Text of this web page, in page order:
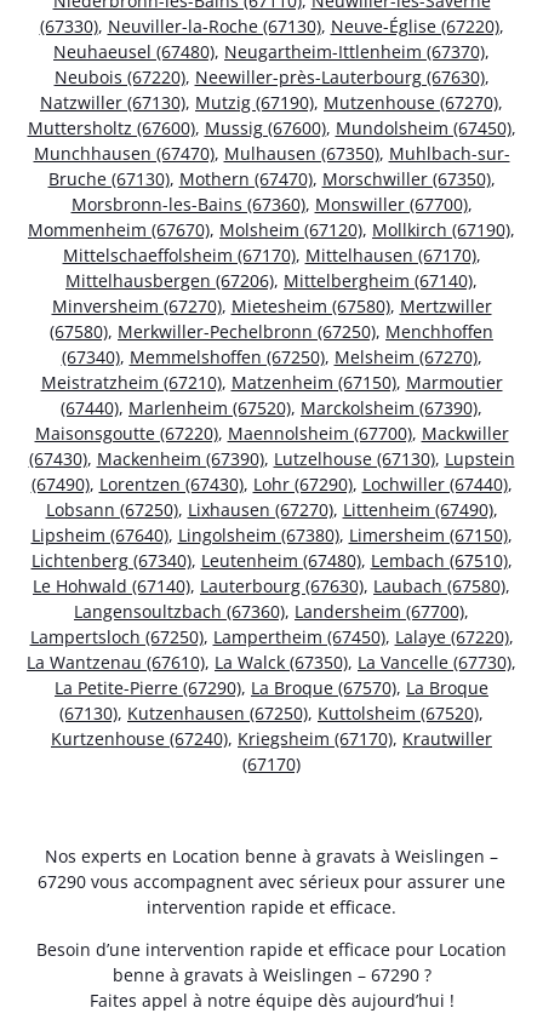
(67330), Neuviller-la-Roche (67130), Neuve-Église (67220),
Neuhaeusel (67480), Neugartheim-Ittlenheim (67370),
Neubois (67220), Neewiller-près-Lauterbourg (67630),
Natzwiller (67130), Mutzig (67190), Mutzenhouse (67270),
Muttersholtz (67600), Mussig (67600), Mundolsheim (67450),
Munchhausen (67470), Mulhausen (67350), Muhlbach-sur-
Bruche (67130), Mothern (67470), Morschwiller (67350),
Morsbronn-les-Bains (67360), Monswiller (67700),
Mommenheim (67670), Molsheim (67120), Mollkirch (67190),
Mittelschaeffolsheim (67170), Mittelhausen (67170),
Mittelhausbergen (67206), Mittelbergheim (67140),
Minversheim (67270), Mietesheim (67580), Mertzwiller
(67580), Merkwiller-Pechelbronn (67250), Menchhoffen
(67340), Memmelshoffen (67250), Melsheim (67270),
Meistratzheim (67210), Matzenheim (67150), Marmoutier
(67440), Marlenheim (67520), Marckolsheim (67390),
Maisonsgoutte (67220), Maennolsheim (67700), Mackwiller
(67430), Mackenheim (67390), Lutzelhouse (67130), Lupstein
(67490), Lorentzen (67430), Lohr (67290), Lochwiller (67440),
Lobsann (67250), Lixhausen (67270), Littenheim (67490),
Lipsheim (67640), Lingolsheim (67380), Limersheim (67150),
Lichtenberg (67340), Leutenheim (67480), Lembach (67510),
Le Hohwald (67140), Lauterbourg (67630), Laubach (67580),
Langensoultzbach (67360), Landersheim (67700),
Lampertsloch (67250), Lampertheim (67450), Lalaye (67220),
La Wantzenau (67610), La Walck (67350), La Vancelle (67730),
La Petite-Pierre (67290), La Broque (67570), La Broque
(67130), Kutzenhausen (67250), Kuttolsheim (67520),
Kurtzenhouse (67240), Kriegsheim (67170), Krautwiller
(67170)
Nos experts en Location benne à gravats à Weislingen –
67290 vous accompagnent avec sérieux pour assurer une
intervention rapide et efficace.
Besoin d’une intervention rapide et efficace pour Location
benne à gravats à Weislingen – 67290 ?
Faites appel à notre équipe dès aujourd’hui !